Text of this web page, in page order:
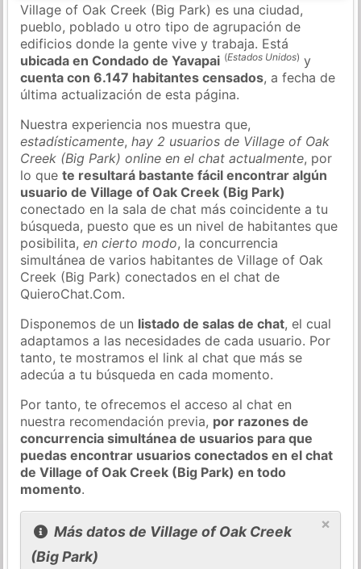
Village of Oak Creek (Big Park) es una ciudad,
pueblo, poblado u otro tipo de agrupación de
edificios donde la gente vive y trabaja. Está
ubicada en Condado de Yavapai (Estados Unidos) y
cuenta con 6.147 habitantes censados, a fecha de
última actualización de esta página.
Nuestra experiencia nos muestra que,
estadísticamente,hay 2 usuarios de Village of Oak
Creek (Big Park) online en el chat actualmente, por
lo quete resultará bastante fácil encontrar algún
usuario de Village of Oak Creek (Big Park)
conectado en la sala de chat más coincidente a tu
búsqueda, puesto que es un nivel de habitantes que
posibilita,en cierto modo, la concurrencia
simultánea de varios habitantes de Village of Oak
Creek (Big Park) conectados en el chat de
QuieroChat.Com.
Disponemos de un listado de salas de chat, el cual
adaptamos a las necesidades de cada usuario. Por
tanto, te mostramos el link al chat que más se
adecúa a tu búsqueda en cada momento.
Por tanto, te ofrecemos el acceso al chat en
nuestra recomendación previa, por razones de
concurrencia simultánea de usuarios para que
puedas encontrar usuarios conectados en el chat
de Village of Oak Creek (Big Park) en todo
momento.
×
Más datos de Village of Oak Creek
(Big Park)